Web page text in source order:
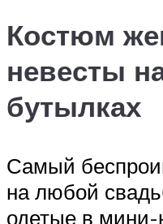
Костюм
невесты
бутылках
Самый
на любой
одетые в